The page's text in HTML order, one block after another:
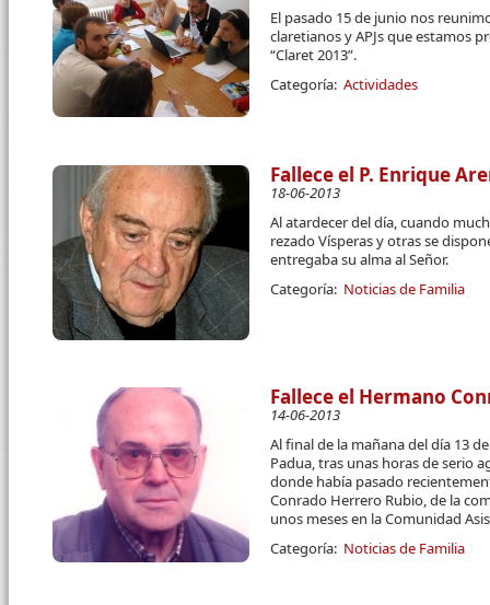
El pasado 15 de junio nos
claretianos y APJs que estamos
“Claret 2013”.
Categoría: Actividades
Fallece el P. Enrique
18-06-2013
Al atardecer del día, cuando
rezado Vísperas y otras se
entregaba su alma al Señor.
Categoría: Noticias de Familia
Fallece el Hermano
14-06-2013
Al final de la mañana del día 13
Padua, tras unas horas de serio
donde había pasado
Conrado Herrero Rubio, de la
unos meses en la Comunidad
Categoría: Noticias de Familia